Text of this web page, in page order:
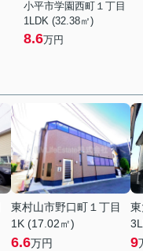
小平市学園西町１丁目
1LDK (32.38㎡)
8.6万円
東村山市野口町１丁目
1K (17.02㎡)
6.6万円 9